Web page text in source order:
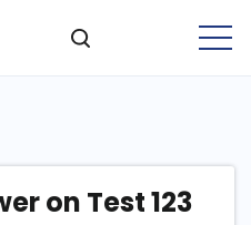
on Test 123